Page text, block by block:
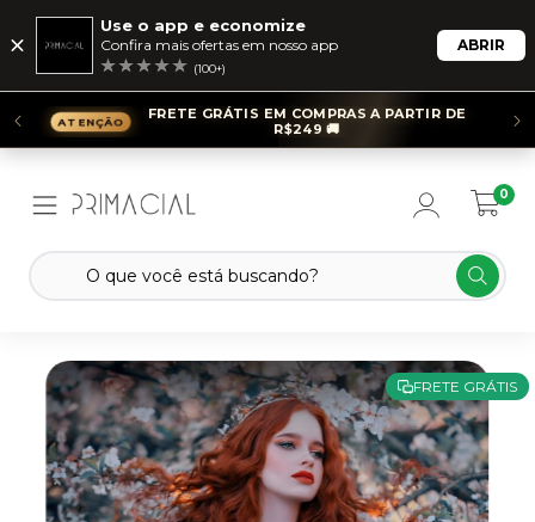
Use o app e economize
Confira mais ofertas em nosso app
(100+)
ABRIR
FRETE GRÁTIS EM COMPRAS A PARTIR DE
R$249 🚚
0
FRETE GRÁTIS